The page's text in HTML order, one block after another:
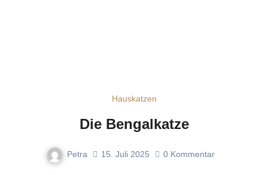
Hauskatzen
Die Bengalkatze
Petra 15. Juli 2025 0 Kommentar